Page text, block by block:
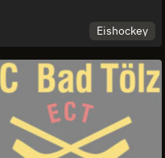
Eishockey